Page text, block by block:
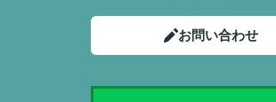
お問い合わせ